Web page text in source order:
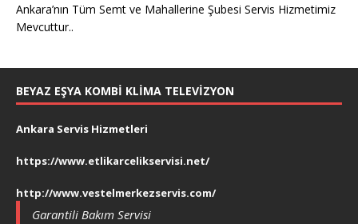
Ankara’nın Tüm Semt ve Mahallerine Şubesi Servis Hizmetimiz
Mevcuttur..
BEYAZ EŞYA KOMBI KLIMA TELEVIZYON
Ankara Servis Hizmetleri
https://www.etlikarcelikservisi.net/
http://www.vestelmerkezservis.com/
Garantili Bakım Servisi